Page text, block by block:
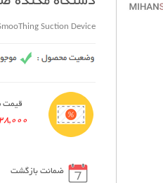
Suction Device
قیمت
328,000
ضمانت بازگشت